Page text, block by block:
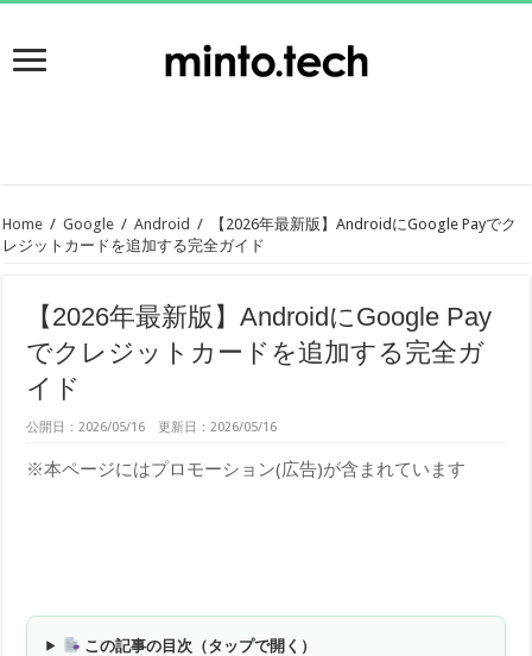
Home / Google / Android /
【2026年最新版】AndroidにGoogle Payでク
レジットカードを追加する完全ガイド
【2026年最新版】AndroidにGoogle Pay
でクレジットカードを追加する完全ガ
イド
公開日：2026/05/16 更新日：2026/05/16
※本ページにはプロモーション(広告)が含まれています
この記事の目次（タップで開く）